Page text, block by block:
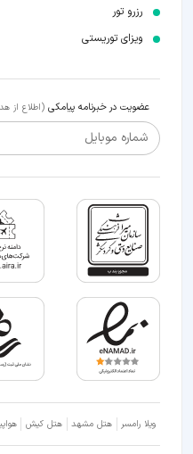
رزرو تور
ویزای توریستی
عضویت در خبرنامه پیامکی (اطلاع از
شماره موبایل
ویلا رامسر هتل مشهد هتل کیش